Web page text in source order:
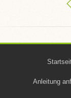
Anleitung